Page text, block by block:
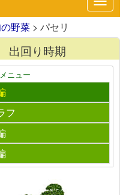
野菜 > パセリ
出回り時期
ニュー
フ